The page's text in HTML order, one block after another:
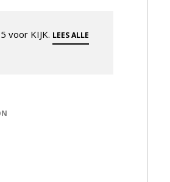
voor KIJK. LEES ALLE